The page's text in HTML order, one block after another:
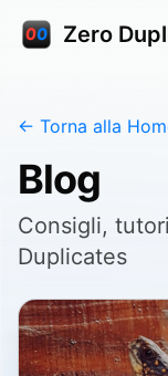
Zero
← Torna alla
Blog
Consigli,
Duplicates